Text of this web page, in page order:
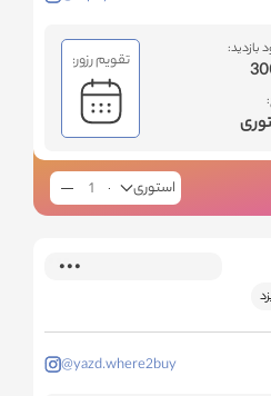
بازدید: تقویم رزور:
استوری
@yazd.where2buy